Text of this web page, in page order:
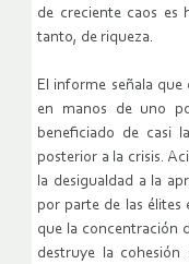
de creciente caos es
tanto, de riqueza.
El informe señala
en manos de uno
beneficiado de casi
posterior a la crisis.
la desigualdad a la
por parte de las élites
que la concentración
destruye la cohesión